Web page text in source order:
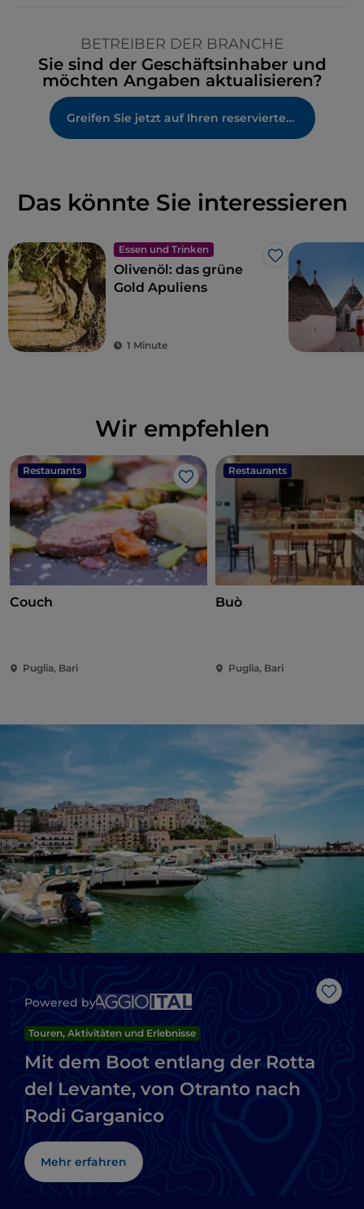
BETREIBER DER BRANCHE
Sie sind der Geschäftsinhaber und
möchten Angaben aktualisieren?
Greifen Sie jetzt auf Ihren reservierten Bereich zu
Das könnte Sie interessieren
Essen und Trinken
Like
Olivenöl: das grüne
Gold Apuliens
1 Minute
Wir empfehlen
Restaurants
Like
Couch
Puglia, Bari
Restaurants
Buò
Puglia, Bari
Like
Powered by
Touren, Aktivitäten und Erlebnisse
Mit dem Boot entlang der Rotta
del Levante, von Otranto nach
Rodi Garganico
Mehr erfahren